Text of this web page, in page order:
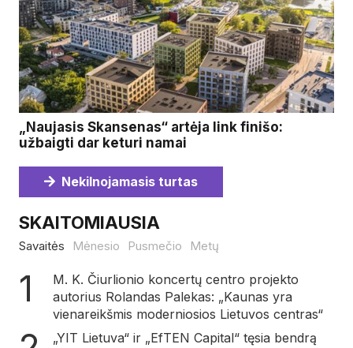
„Naujasis Skansenas“ artėja link finišo:
užbaigti dar keturi namai
Nekilnojamasis turtas
SKAITOMIAUSIA
Savaitės Mėnesio Pusmečio Metų
M. K. Čiurlionio koncertų centro projekto
autorius Rolandas Palekas: „Kaunas yra
vienareikšmis moderniosios Lietuvos centras“
„YIT Lietuva“ ir „EfTEN Capital“ tęsia bendrą